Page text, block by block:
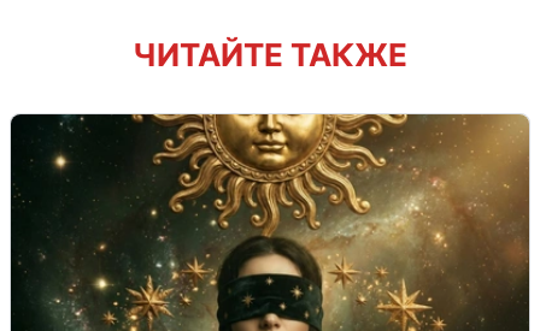
ЧИТАЙТЕ ТАКЖЕ